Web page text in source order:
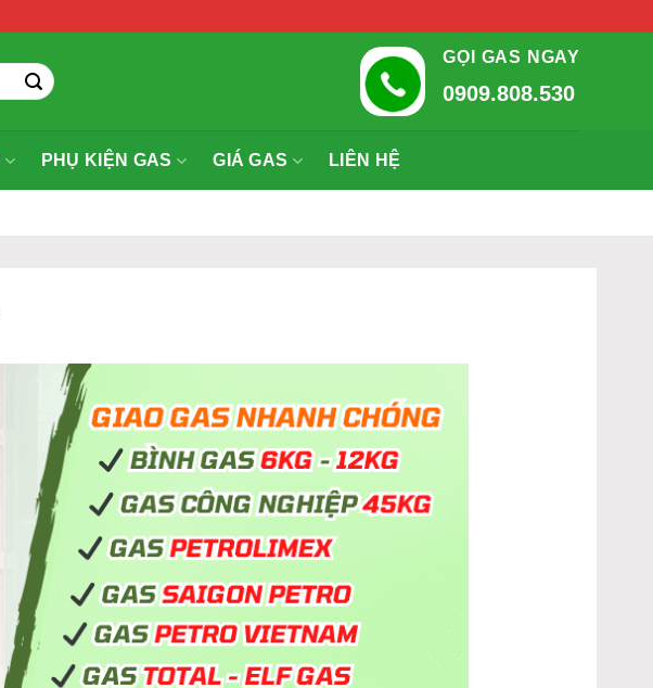
GỌI GAS NGAY
0909.808.530
PHỤ KIỆN GAS GIÁ GAS LIÊN HỆ